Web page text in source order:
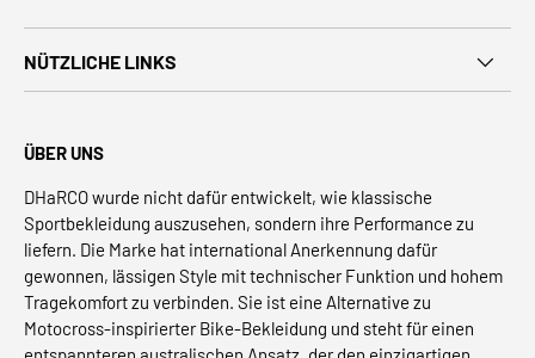
NÜTZLICHE LINKS
ÜBER UNS
DHaRCO wurde nicht dafür entwickelt, wie klassische
Sportbekleidung auszusehen, sondern ihre Performance zu
liefern. Die Marke hat international Anerkennung dafür
gewonnen, lässigen Style mit technischer Funktion und hohem
Tragekomfort zu verbinden. Sie ist eine Alternative zu
Motocross-inspirierter Bike-Bekleidung und steht für einen